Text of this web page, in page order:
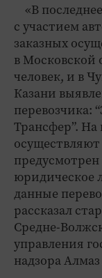
«В
с участием
заказных
в Московской
человек, и в
Казани
перевозчика:
Трансфер”.
юридическое
данные
рассказал
Средне-
управления
надзора